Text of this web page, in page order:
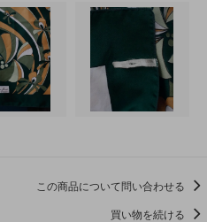
この商品について問い合わせる
買い物を続ける